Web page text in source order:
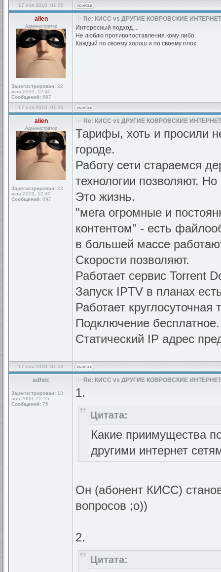
17 ноя 2010, 01:00
alien
Администратор
Зарегистрирован: 22
июн 2009, 12:40
Сообщений: 697
Re: КИСС vs ДРУГИЕ КОВРОВСКИЕ
Интересный подход....
Не люблю противопоставления кому либо.
Каждый по своему хорош и по своему плох.
17 ноя 2010, 01:10
alien
Администратор
Зарегистрирован: 22
июн 2009, 12:40
Сообщений: 697
Re: КИСС vs ДРУГИЕ КОВРОВСКИЕ
Тарифы, хоть и просили
городе.
Работу сети стараемся
технологии позволяют.
Это жизнь.
"мега огромные и
контентом" - есть
в большей массе
Скорости позволяют.
Работает сервис Torrent
Запуск IPTV в планах
Работает
Подключение бесплатное.
Статический IP адрес
17 ноя 2010, 01:22
adhoc
Зарегистрирован: 18
ноя 2009, 22:15
Сообщений: 75
Re: КИСС vs ДРУГИЕ КОВРОВСКИЕ
1.
Цитата:
Какие приимущества
другими интернет
Он (абонент КИСС)
вопросов ;о))
2.
Цитата: